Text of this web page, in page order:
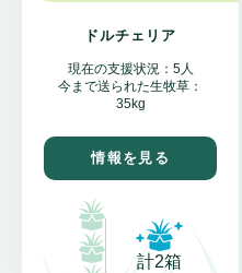
ドルチェリア
現在の支援状況：5人
今まで送られた生牧草：
35kg
情報を見る
計2箱